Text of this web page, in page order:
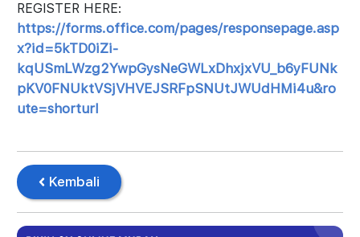
REGISTER HERE:
https://forms.office.com/pages/responsepage.asp
x?id=5kTD0iZi-
kqUSmLWzg2YwpGysNeGWLxDhxjxVU_b6yFUNk
pKV0FNUktVSjVHVEJSRFpSNUtJWUdHMi4u&ro
ute=shorturl
Kembali